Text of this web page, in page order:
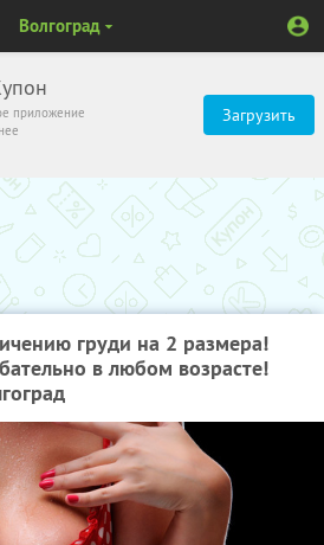
приложение
Загрузить
Волгоград
груди на 2 размера!
в любом возрасте!